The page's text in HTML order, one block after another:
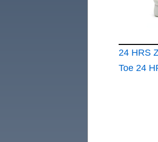
Zapatos
24 HRS
Toe 24
Cuero